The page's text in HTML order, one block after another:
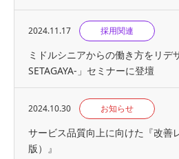
2024.11.17 採用関連
ミドルシニアからの働き方をリデ
SETAGAYA-」セミナーに登壇
2024.10.30 お知らせ
サービス品質向上に向けた『改善
版）』